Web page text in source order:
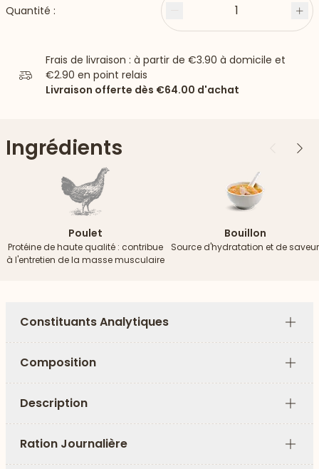
Quantité : Moins 1
Frais de livraison : à partir de €3.90 à domicile et
€2.90 en point relais
Livraison offerte dès €64.00 d'achat
Ingrédients Précédent
Poulet
Protéine de haute qualité : contribue
à l'entretien de la masse musculaire
Bouillon
Source d'hydratation et de saveur
Constituants Analytiques
Plus
Composition
Plus
Description
Plus
Ration Journalière
Plus